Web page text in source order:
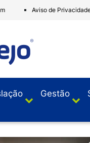
Aviso de
Gestão